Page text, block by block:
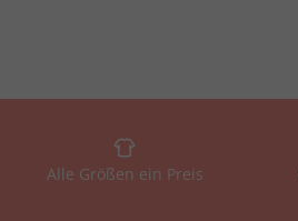
Alle Größen ein Preis